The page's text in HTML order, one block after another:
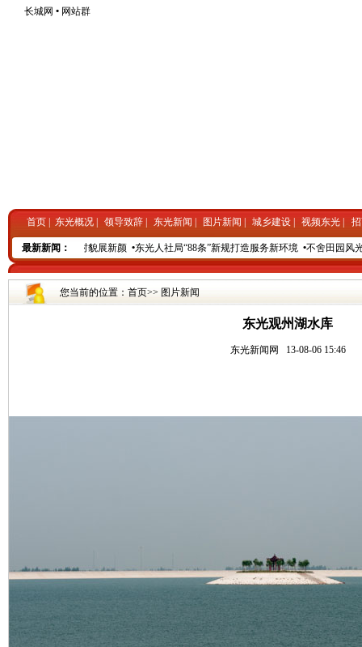
长城网 • 网站群
首页 东光概况 领导致辞 东光新闻 图片新闻 城乡建设 视频东光
最新新闻：
“十项活动”换得村貌展新颜 • 东光人社局“88条”新规打造服务新环境 • 不舍田园风
您当前的位置： 首页>> 图片新闻
东光观州湖水库
东光新闻网 13-08-06 15:46